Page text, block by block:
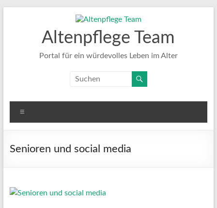
Altenpflege Team
Portal für ein würdevolles Leben im Alter
Senioren und social media